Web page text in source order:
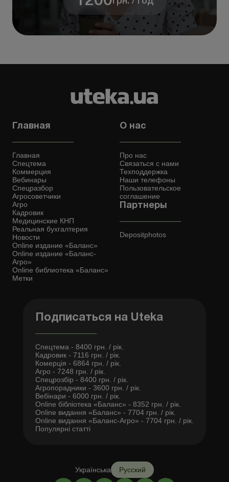
Главная
Главная
Спецтема
Коммерция
Вебинары
Спецразбор
Агросоветчики
Агро
Кадровик
Медицинские КНП
Реальная бухгалтерия
Новости
Online издание «Баланс»
Online издание «Баланс-
Агро»
Online библиотека «Баланс»
Метки
О нас
Про нас
Связаться с нами
Техподдержка
Наши телефоны
Пользовательское
соглашение
Партнеры
Depositphotos
Подписаться на Uteka
Спецтема - 8400 грн. / рік.
Кадровик - 7116 грн. / рік.
Комерція - 6864 грн. / рік.
Агро - 7248 грн. / рік.
Спецрозбір - 8400 грн. / рік.
Агропорадники - 3600 грн. / рік.
Вебінари - 6000 грн. / рік.
Online бібліотека «Баланс» - 8352 грн. / рік.
Online видання «Баланс» - 7704 грн. / рік.
Online видання «Баланс-Агро» - 7704 грн. / рік.
Популярні статті
Українська Русский